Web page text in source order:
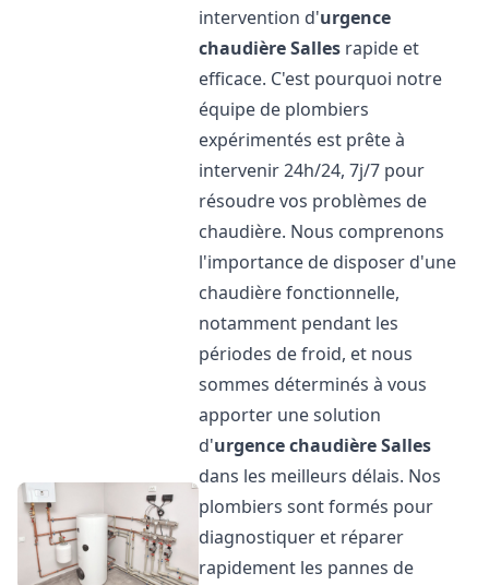
intervention d'urgence
chaudièreSalles rapide et
efficace. C'est pourquoi notre
équipe de plombiers
expérimentés est prête à
intervenir 24h/24, 7j/7 pour
résoudre vos problèmes de
chaudière. Nous comprenons
l'importance de disposer d'une
chaudière fonctionnelle,
notamment pendant les
périodes de froid, et nous
sommes déterminés à vous
apporter une solution
d'urgence chaudièreSalles
dans les meilleurs délais. Nos
plombiers sont formés pour
diagnostiquer et réparer
rapidement les pannes de